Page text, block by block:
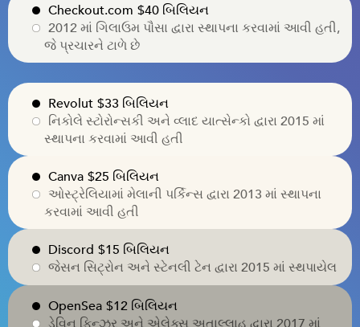
Checkout.com $40 બિલિયન
2012 માં ગિલાઉમ પૌસા દ્વારા સ્થાપના કરવામાં આવી હતી,
જે પ્રચારને ટાળે છે
Revolut $33 બિલિયન
નિકોલે સ્ટોરોન્સકી અને વ્લાદ યાત્સેન્કો દ્વારા 2015 માં
સ્થાપના કરવામાં આવી હતી
Canva $25 બિલિયન
ઓસ્ટ્રેલિયામાં મેલાની પર્કિન્સ દ્વારા 2013 માં સ્થાપના
કરવામાં આવી હતી
Discord $15 બિલિયન
જેસન સિટ્રોન અને સ્ટેનલી ટેન દ્વારા 2015 માં સ્થપાયેલ
OpenSea $12 બિલિયન